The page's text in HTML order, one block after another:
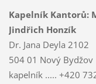
Kapelník Kantorů:
Jindřich Honzík
Dr. Jana Deyla 2102
504 01 Nový Bydžov
kapelník ..... +420